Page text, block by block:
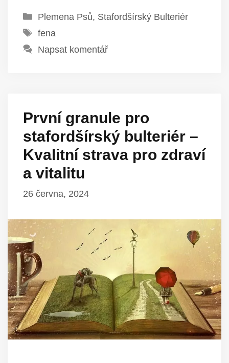
Rubriky
Plemena Psů, Stafordšírský Bulteriér
Štítky
fena
Napsat komentář
První granule pro
stafordšírský bulteriér –
Kvalitní strava pro zdraví
a vitalitu
26 června, 2024